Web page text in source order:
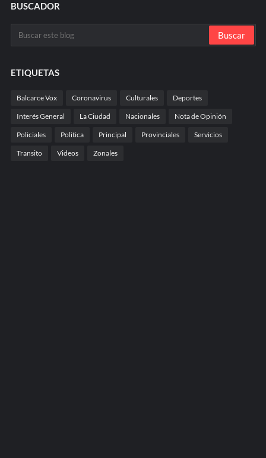
BUSCADOR
ETIQUETAS
Balcarce Vox Coronavirus Culturales Deportes
Interés General La Ciudad Nacionales Nota de Opinión
Policiales Politica Principal Provinciales Servicios
Transito Videos Zonales